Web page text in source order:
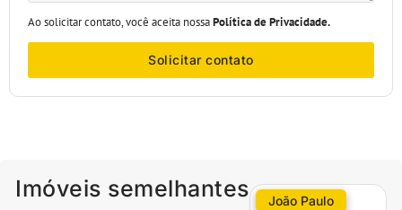
Ao solicitar contato, você aceita nossaPolítica de Privacidade.
Solicitar contato
Imóveis semelhantes João Paulo